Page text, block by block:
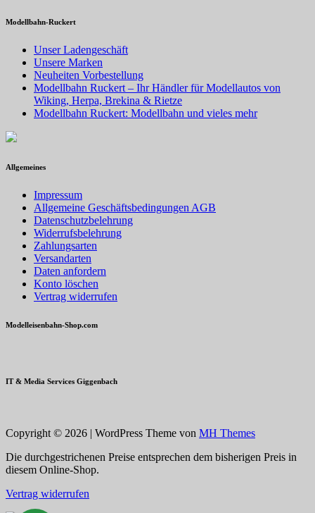
Modellbahn-Ruckert
Unser Ladengeschäft
Unsere Marken
Neuheiten Vorbestellung
Modellbahn Ruckert – Ihr Händler für Modellautos von
Wiking, Herpa, Brekina & Rietze
Modellbahn Ruckert: Modellbahn und vieles mehr
Allgemeines
Impressum
Allgemeine Geschäftsbedingungen AGB
Datenschutzbelehrung
Widerrufsbelehrung
Zahlungsarten
Versandarten
Daten anfordern
Konto löschen
Vertrag widerrufen
Modelleisenbahn-Shop.com
IT & Media Services Giggenbach
Copyright © 2026 | WordPress Theme von MH Themes
Die durchgestrichenen Preise entsprechen dem bisherigen Preis in
diesem Online-Shop.
Vertrag widerrufen